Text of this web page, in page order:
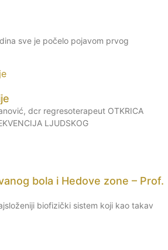
sve je počelo pojavom prvog
dcr regresoterapeut OTKRICA
LJUDSKOG
bola i Hedove zone – Prof.
biofizički sistem koji kao takav